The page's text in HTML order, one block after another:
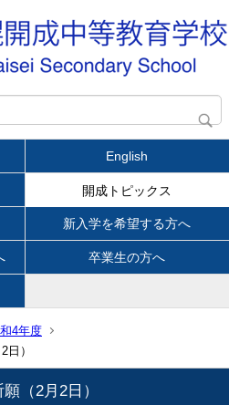
English
開成トピックス
新入学を希望する方へ
卒業生の方へ
4年度
日）
（2月2日）